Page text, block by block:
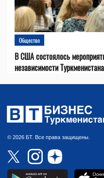
Общество
В США состоялось
независимости Туркменистана
© 2026 БТ. Все права защищены.